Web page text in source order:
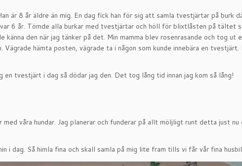
är 8 år äldre än mig. En dag fick han för sig att samla tvestjärtar på burk
6 år. Tömde alla burkar med tvestjärtar och höll för blixtlåsten på tältet
den när jag tänker på det. Min mamma blev rosenrasande och tog ut
hämta posten, vägrade ta i någon som kunde innebära en
tvestjärt i dag så dödar jag den. Det tog lång tid innan jag kom så lång!
våra hundar. Jag planerar och funderar på allt möljligt runt detta just
i dag. Så himla fina och skall samla på mig lite fram tills vi får vår fina